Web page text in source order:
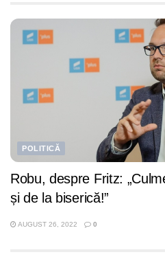
POLITICĂ
Robu, despre Fritz:
și de la biserică!”
AUGUST 26, 2022 0